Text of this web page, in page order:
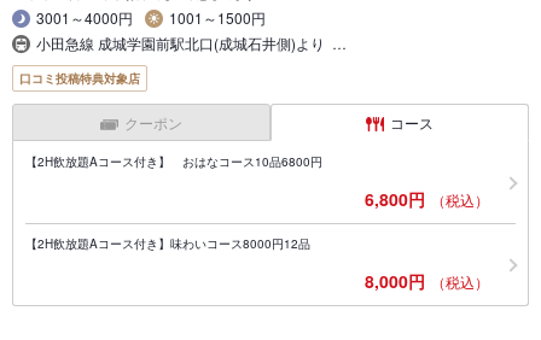
3001～4000円
1001～1500円
小田急線 成城学園前駅北口(成城石井側)より …
口コミ投稿特典対象店
クーポン コース
【2H飲放題Aコース付き】 おはなコース10品6800円
6,800円 （税込）
【2H飲放題Aコース付き】味わいコース8000円12品
8,000円 （税込）